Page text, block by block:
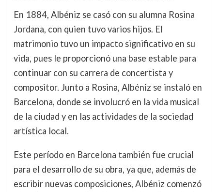
En 1884, Albéniz se casó con su alumna Rosina
Jordana, con quien tuvo varios hijos. El
matrimonio tuvo un impacto significativo en su
vida, pues le proporcionó una base estable para
continuar con su carrera de concertista y
compositor. Junto a Rosina, Albéniz se instaló en
Barcelona, donde se involucró en la vida musical
de la ciudad y en las actividades de la sociedad
artística local.
Este período en Barcelona también fue crucial
para el desarrollo de su obra, ya que, además de
escribir nuevas composiciones, Albéniz comenzó